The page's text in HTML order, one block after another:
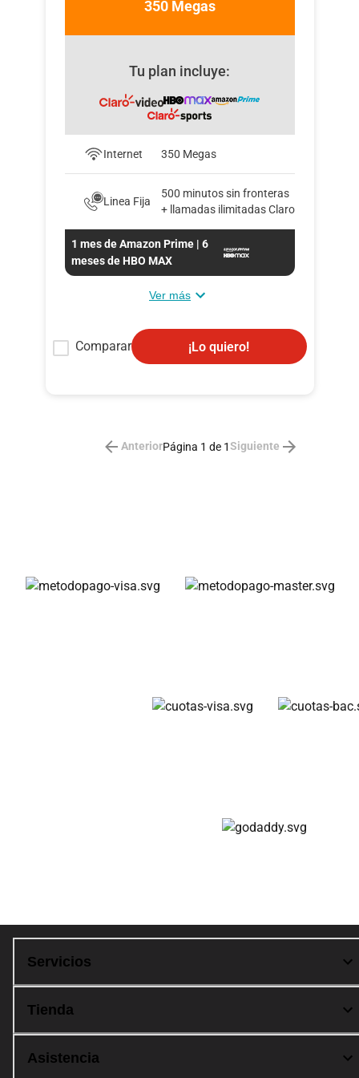
350 Megas
Tu plan incluye:
Internet 350 Megas
Linea Fija
500 minutos sin fronteras
+ llamadas ilimitadas Claro
1 mes de Amazon Prime | 6
meses de HBO MAX
Convierte la televisión en Smart TV con
nuestras cajas Android (Al contratar la
Amazon Prime: INCLUIDO por 1 mes
Ver más
Comparar ¡Lo quiero!
AnteriorPágina 1 de 1Siguiente
Servicios
Tienda
Asistencia